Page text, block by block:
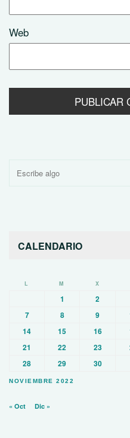
Web
Buscar
CALENDARIO
NOVIEMBRE 2022
L M X
1 2
7
8 9
14
15 16
21
22 23
28
29 30
« Oct Dic »